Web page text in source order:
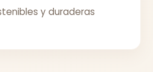
y duraderas